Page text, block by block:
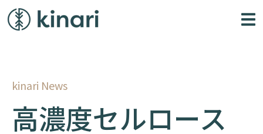
kinari News
高濃度セルロース